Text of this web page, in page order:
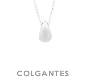
COLGANTES